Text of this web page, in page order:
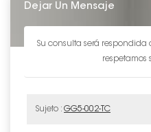
Dejar Un Mensaje
Su consulta será respondida
respetamos
Sujeto : GG5-002-TC